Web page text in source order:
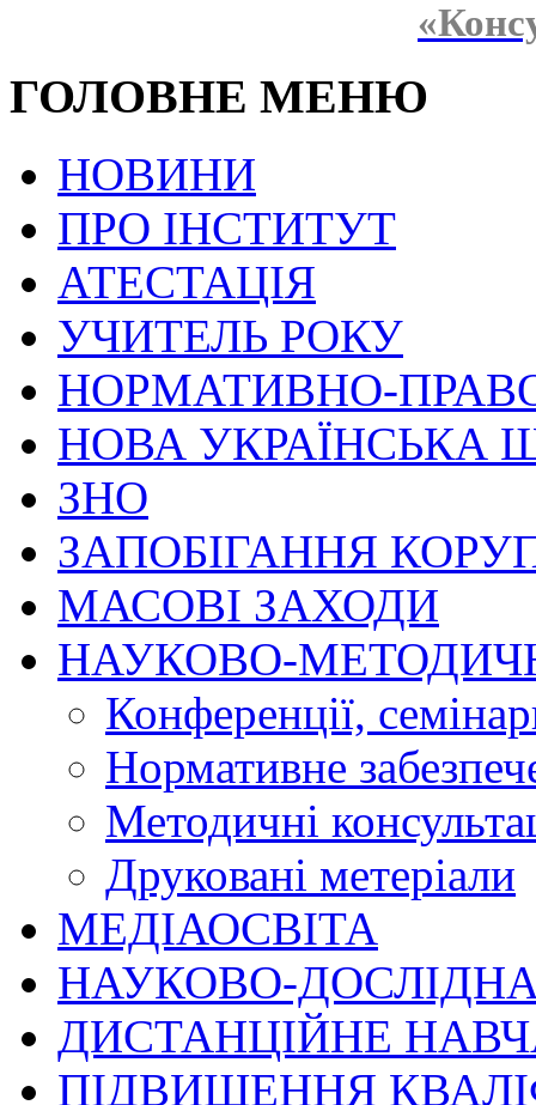
ГОЛОВНЕ МЕНЮ
НОВИНИ
ПРО ІНСТИТУТ
АТЕСТАЦІЯ
УЧИТЕЛЬ РОКУ
НОРМАТИВНО-
НОВА УКРАЇНСЬКА
ЗНО
ЗАПОБІГАННЯ
МАСОВІ ЗАХОДИ
НАУКОВО-
Конференції,
Нормативне
Методичні
Друковані метеріали
МЕДІАОСВІТА
НАУКОВО-
ДИСТАНЦІЙНЕ
ПІДВИЩЕННЯ